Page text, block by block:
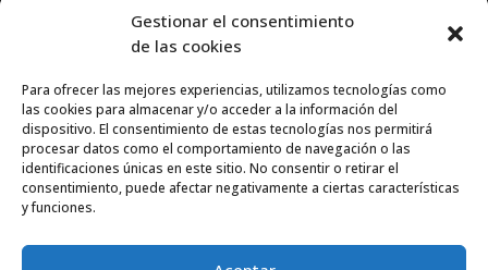
Gestionar el consentimiento
de las cookies
Para ofrecer las mejores experiencias, utilizamos tecnologías como
las cookies para almacenar y/o acceder a la información del
dispositivo. El consentimiento de estas tecnologías nos permitirá
procesar datos como el comportamiento de navegación o las
identificaciones únicas en este sitio. No consentir o retirar el
consentimiento, puede afectar negativamente a ciertas características
y funciones.
Delunesaviernes: 8:00 – 15:00
Jueves: 08:00 – 15:00 / 16:00 – 19:00
Cookies
Privacidad